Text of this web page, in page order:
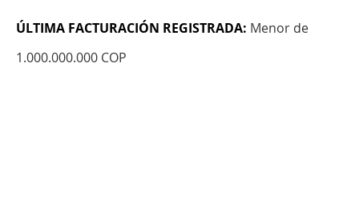
ÚLTIMA FACTURACIÓN REGISTRADA: Menor de
1.000.000.000 COP